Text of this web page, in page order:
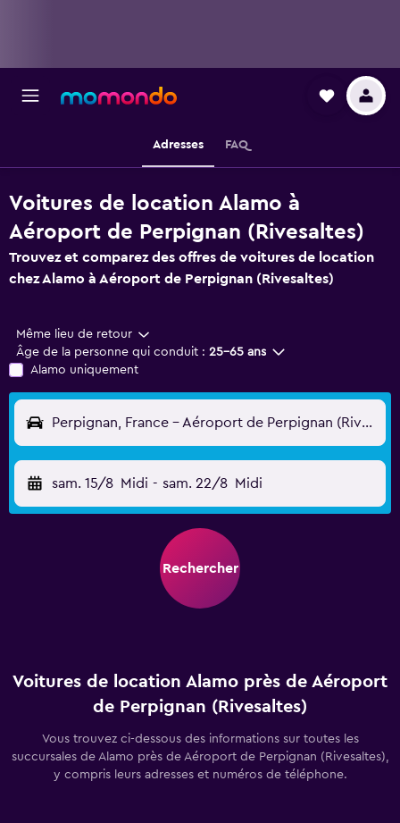
Adresses FAQ
Voitures de location Alamo à
Aéroport de Perpignan (Rivesaltes)
Trouvez et comparez des offres de voitures de location
chez Alamo à Aéroport de Perpignan (Rivesaltes)
Même lieu de retour
Âge de la personne qui conduit : 25-65 ans
Alamo uniquement
Perpignan, France - Aéroport de Perpignan (Rivesaltes) (PGF)
sam. 15/8 Midi - sam. 22/8 Midi
Rechercher
Voitures de location Alamo près de Aéroport
de Perpignan (Rivesaltes)
Vous trouvez ci-dessous des informations sur toutes les
succursales de Alamo près de Aéroport de Perpignan (Rivesaltes),
y compris leurs adresses et numéros de téléphone.